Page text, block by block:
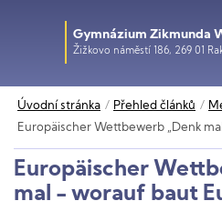
Gymnázium Zikmunda
Žižkovo náměstí 186, 269 01
Úvodní stránka Přehled článků
Europäischer Wettbewerb „Denk
Europäischer
mal - worauf baut